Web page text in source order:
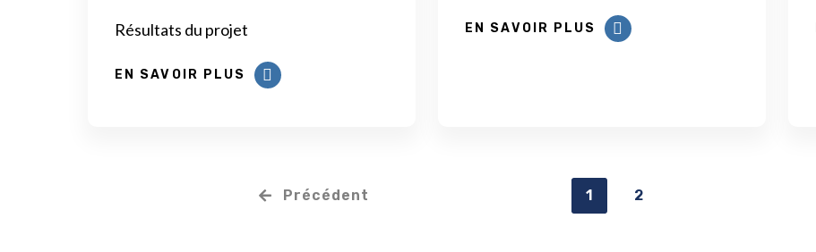
Résultats du projet
EN SAVOIR PLUS
EN SAVOIR PLUS
Précédent 1 2